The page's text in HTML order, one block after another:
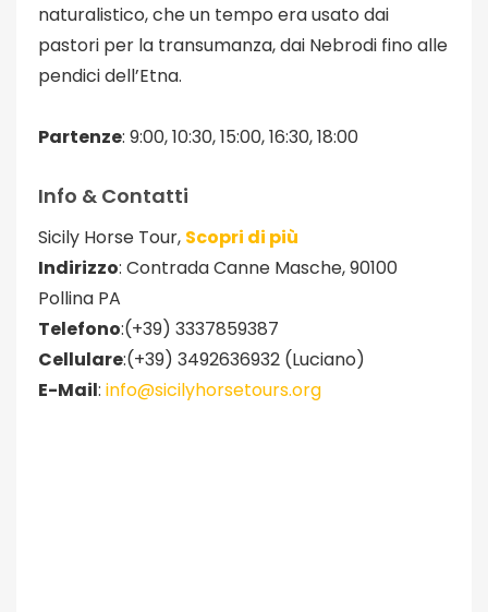
naturalistico, che un tempo era usato dai
pastori per la transumanza, dai Nebrodi fino alle
pendici dell’Etna.
Partenze: 9:00, 10:30, 15:00, 16:30, 18:00
Info & Contatti
Sicily Horse Tour, Scopri di più
Indirizzo: Contrada Canne Masche, 90100
Pollina PA
Telefono:(+39) 3337859387
Cellulare:(+39) 3492636932 (Luciano)
E-Mail: info@sicilyhorsetours.org